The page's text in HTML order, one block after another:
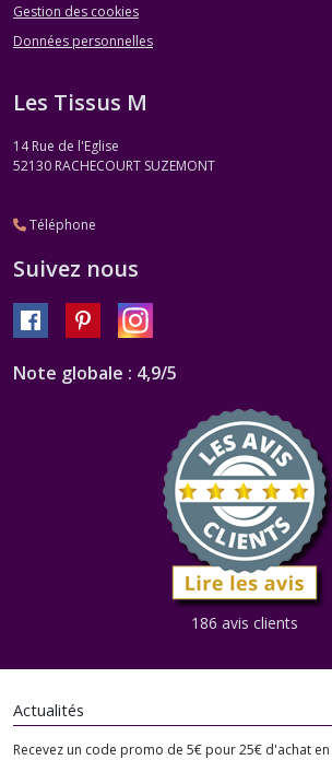
Gestion des cookies
Données personnelles
Les Tissus M
14 Rue de l'Eglise
52130 RACHECOURT SUZEMONT
Téléphone
Suivez nous
Note globale : 4,9/5
186 avis clients
Actualités
Recevez un code promo de 5€ pour 25€ d'achat